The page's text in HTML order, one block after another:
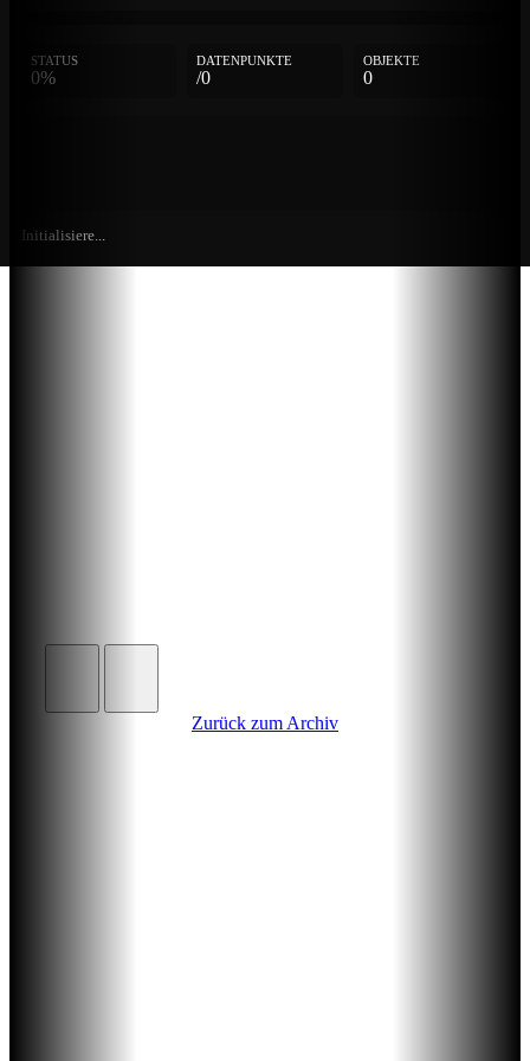
STATUS
0%
DATENPUNKTE
/0
OBJEKTE
0
Initialisiere...
Zurück zum Archiv